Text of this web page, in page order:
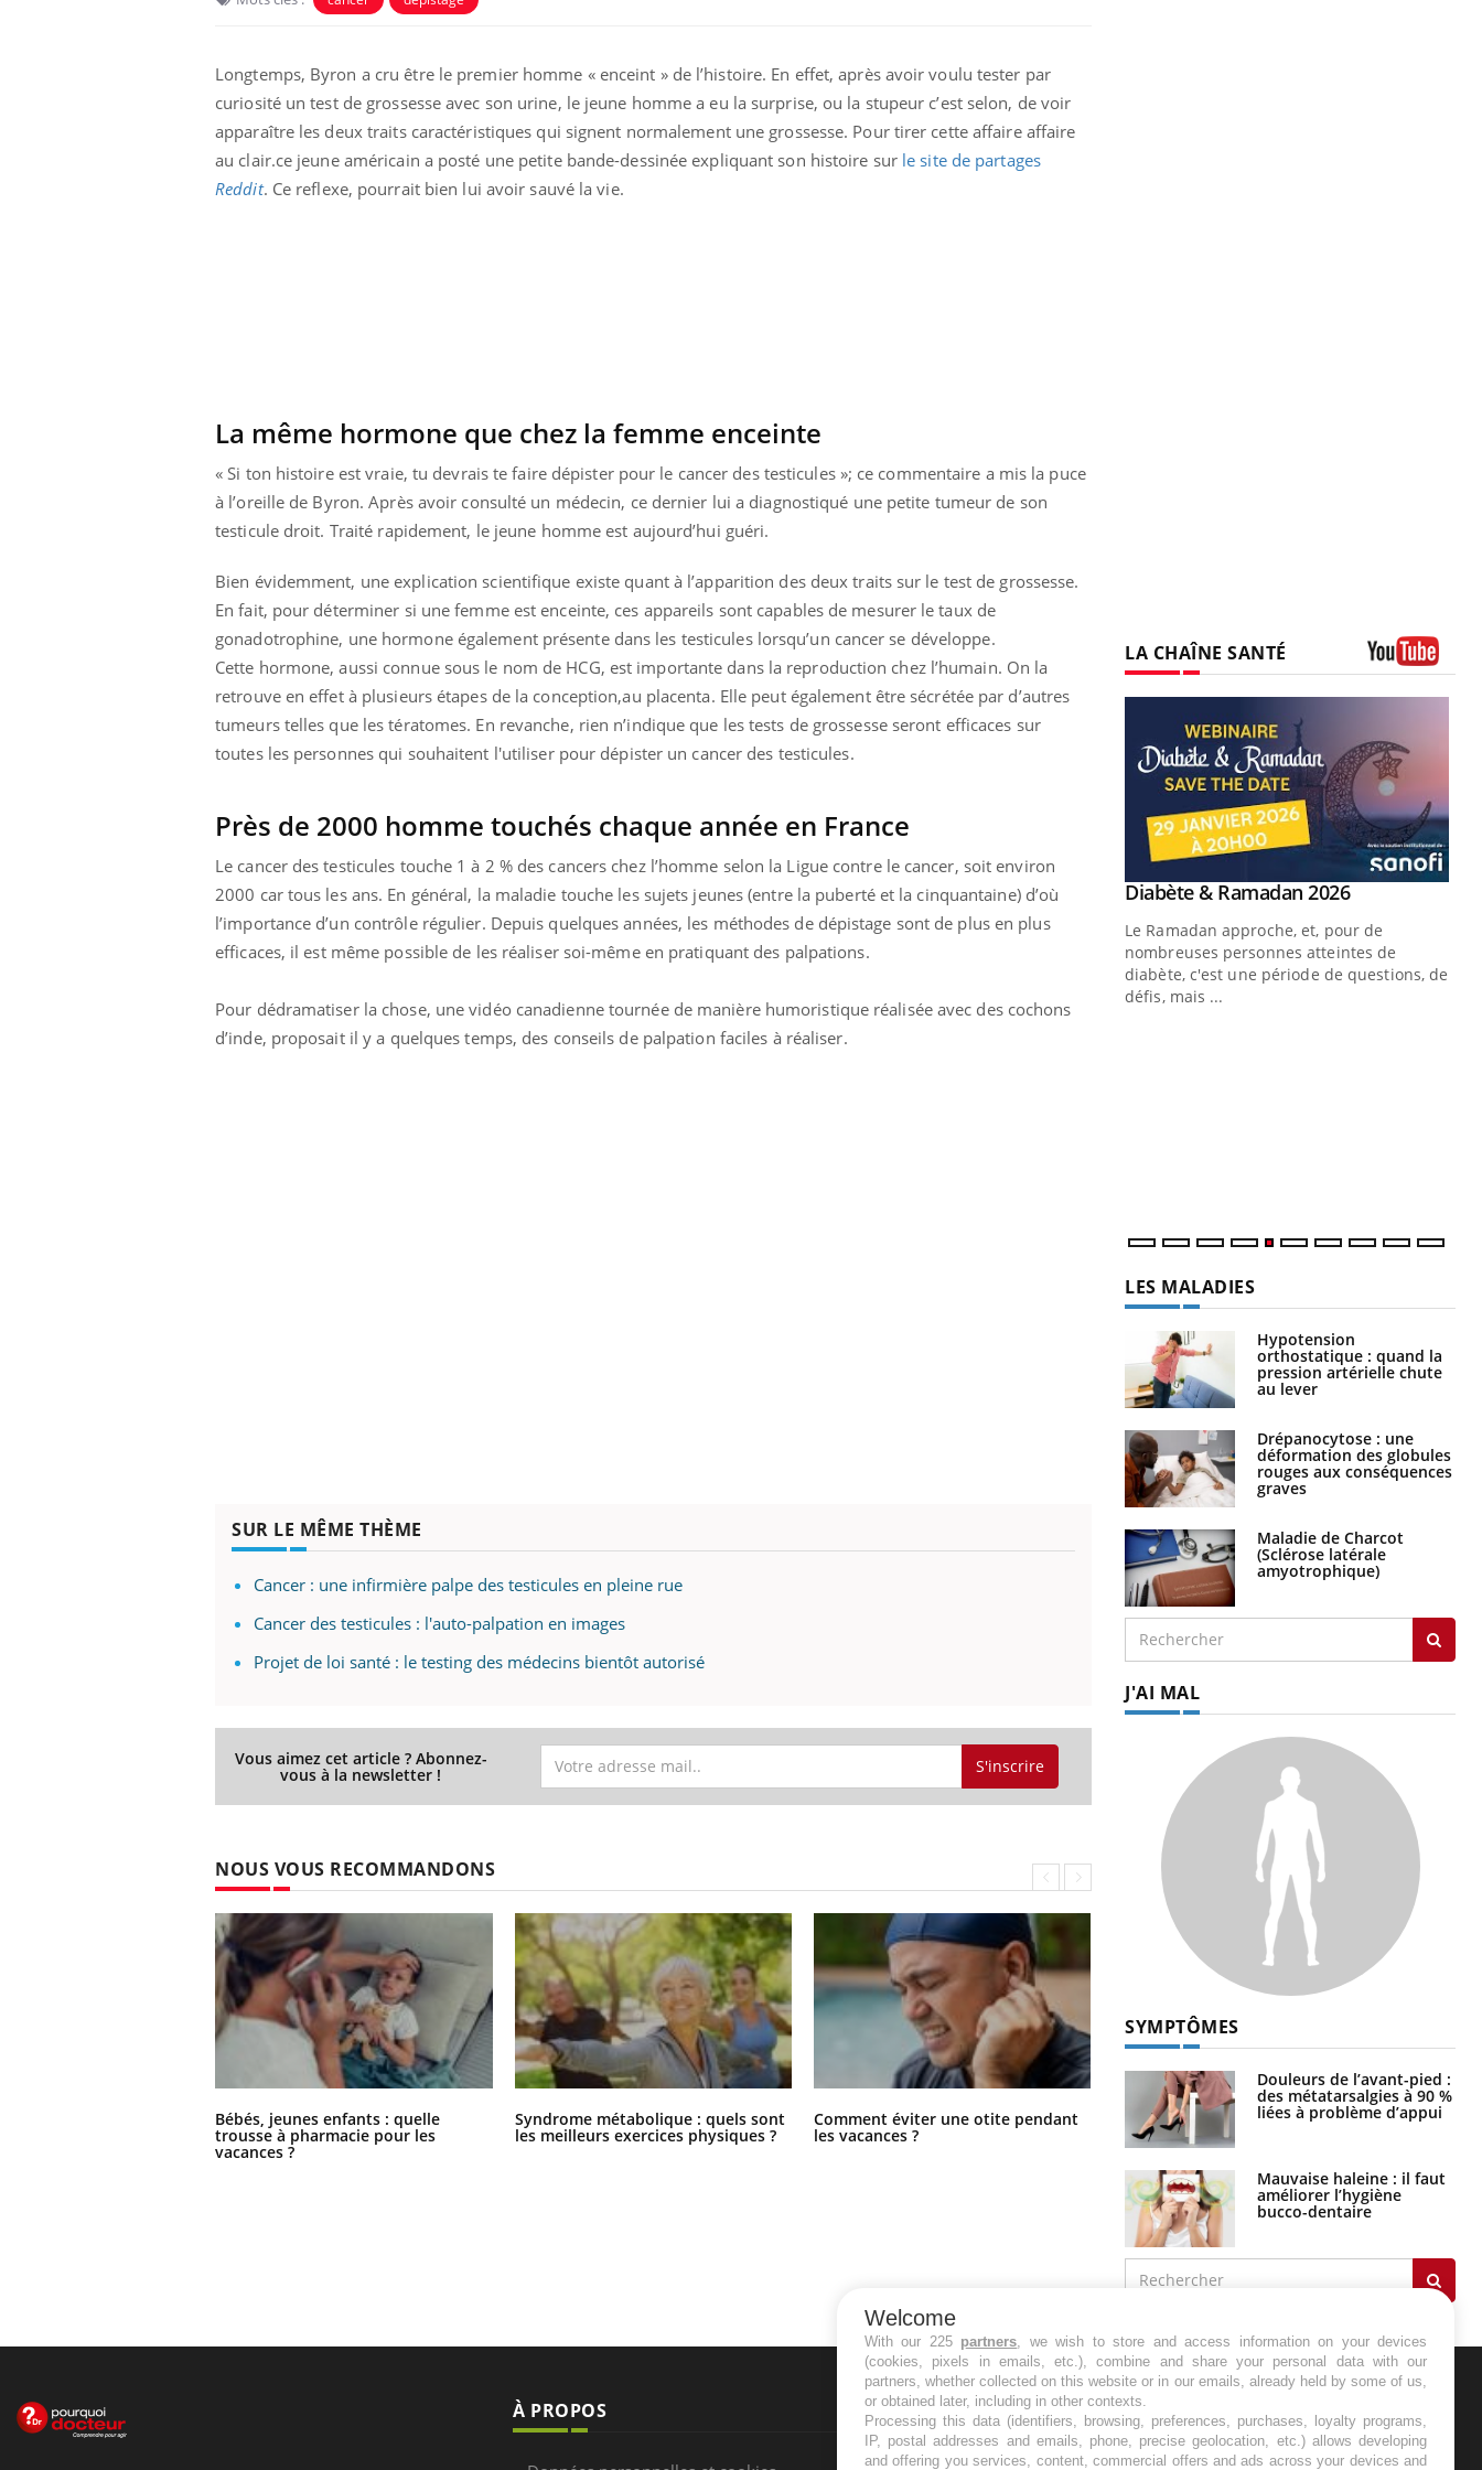
Longtemps, Byron a cru être le premier homme « enceint » de l’histoire. En effet, après avoir voulu tester par
curiosité un test de grossesse avec son urine, le jeune homme a eu la surprise, ou la stupeur c’est selon, de voir
apparaître les deux traits caractéristiques qui signent normalement une grossesse. Pour tirer cette affaire affaire
au clair.ce jeune américain a posté une petite bande-dessinée expliquant son histoire sur le site de partages
Reddit. Ce reflexe, pourrait bien lui avoir sauvé la vie.
La même hormone que chez la femme enceinte
« Si ton histoire est vraie, tu devrais te faire dépister pour le cancer des testicules »; ce commentaire a mis la puce
à l’oreille de Byron. Après avoir consulté un médecin, ce dernier lui a diagnostiqué une petite tumeur de son
testicule droit. Traité rapidement, le jeune homme est aujourd’hui guéri.
Bien évidemment, une explication scientifique existe quant à l’apparition des deux traits sur le test de grossesse.
En fait, pour déterminer si une femme est enceinte, ces appareils sont capables de mesurer le taux de
gonadotrophine, une hormone également présente dans les testicules lorsqu’un cancer se développe.
Cette hormone, aussi connue sous le nom de HCG, est importante dans la reproduction chez l’humain. On la
retrouve en effet à plusieurs étapes de la conception,au placenta. Elle peut également être sécrétée par d’autres
tumeurs telles que les tératomes. En revanche, rien n’indique que les tests de grossesse seront efficaces sur
toutes les personnes qui souhaitent l'utiliser pour dépister un cancer des testicules.
Près de 2000 homme touchés chaque année en France
Le cancer des testicules touche 1 à 2 % des cancers chez l’homme selon la Ligue contre le cancer, soit environ
2000 car tous les ans. En général, la maladie touche les sujets jeunes (entre la puberté et la cinquantaine) d’où
l’importance d’un contrôle régulier. Depuis quelques années, les méthodes de dépistage sont de plus en plus
efficaces, il est même possible de les réaliser soi-même en pratiquant des palpations.
Pour dédramatiser la chose, une vidéo canadienne tournée de manière humoristique réalisée avec des cochons
d’inde, proposait il y a quelques temps, des conseils de palpation faciles à réaliser.
SUR LE MÊME THÈME
Cancer : une infirmière palpe des testicules en pleine rue
Cancer des testicules : l'auto-palpation en images
Projet de loi santé : le testing des médecins bientôt autorisé
Vous aimez cet article ? Abonnez-
vous à la newsletter ! S'inscrire
NOUS VOUS RECOMMANDONS
Bébés, jeunes enfants : quelle
trousse à pharmacie pour les
vacances ?
Syndrome métabolique : quels sont
les meilleurs exercices physiques ?
Comment éviter une otite pendant
les vacances ?
Hantavirus : un cas détecté chez un
touriste en France
LA CHAÎNE SANTÉ
Carence en fer : comprendre pour
Youtube
Fatigue, irritabilité, brouillard mental ou
Youtube
Insuline & Charge mentale : et si on
osait en parler?? Youtube
En 2026, l'insuline dans le diabète de type 2
Youtube
Eczéma Chronique des Mains : se
préparer pour l’été !Youtube
L'été arrive… et avec lui, un tout nouveau
sont ...
Youtube
Diabète & Ramadan 2026Youtube
Le Ramadan approche, et, pour de
nombreuses personnes atteintes de
diabète, c'est une période de questions, de
défis, mais ...
LES MALADIES
Hypotension
orthostatique : quand la
pression artérielle chute
au lever
Drépanocytose : une
déformation des globules
rouges aux conséquences
graves
Maladie de Charcot
(Sclérose latérale
amyotrophique)
J'AI MAL
SYMPTÔMES
Douleurs de l’avant-pied :
des métatarsalgies à 90 %
liées à problème d’appui
Mauvaise haleine : il faut
améliorer l’hygiène
bucco-dentaire
À PROPOS NEWSLETTER
Recevez toutes les semaines les meilleures
Welcome
With our 225 partners, we wish to store and access information on your devices
(cookies, pixels in emails, etc.), combine and share your personal data with our
partners, whether collected on this website or in our emails, already held by some of us,
or obtained later, including in other contexts.
Processing this data (identifiers, browsing, preferences, purchases, loyalty programs,
IP, postal addresses and emails, phone, precise geolocation, etc.) allows developing
and offering you services, content, commercial offers and ads across your devices and